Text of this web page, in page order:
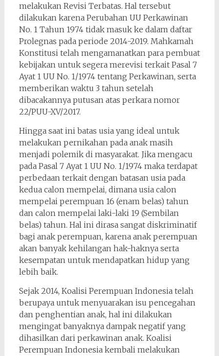
melakukan Revisi Terbatas. Hal tersebut
dilakukan karena Perubahan UU Perkawinan
No. 1 Tahun 1974 tidak masuk ke dalam daftar
Prolegnas pada periode 2014-2019. Mahkamah
Konstitusi telah mengamanatkan para pembuat
kebijakan untuk segera merevisi terkait Pasal 7
Ayat 1 UU No. 1/1974 tentang Perkawinan, serta
memberikan waktu 3 tahun setelah
dibacakannya putusan atas perkara nomor
22/PUU-XV/2017.
Hingga saat ini batas usia yang ideal untuk
melakukan pernikahan pada anak masih
menjadi polemik di masyarakat. Jika mengacu
pada Pasal 7 Ayat 1 UU No. 1/1974 maka terdapat
perbedaan terkait dengan batasan usia pada
kedua calon mempelai, dimana usia calon
mempelai perempuan 16 (enam belas) tahun
dan calon mempelai laki-laki 19 (Sembilan
belas) tahun. Hal ini dirasa sangat diskriminatif
bagi anak perempuan, karena anak perempuan
akan banyak kehilangan hak-haknya serta
kesempatan untuk mendapatkan hidup yang
lebih baik.
Sejak 2014, Koalisi Perempuan Indonesia telah
berupaya untuk menyuarakan isu pencegahan
dan penghentian anak, hal ini dilakukan
mengingat banyaknya dampak negatif yang
dihasilkan dari perkawinan anak. Koalisi
Perempuan Indonesia kembali melakukan